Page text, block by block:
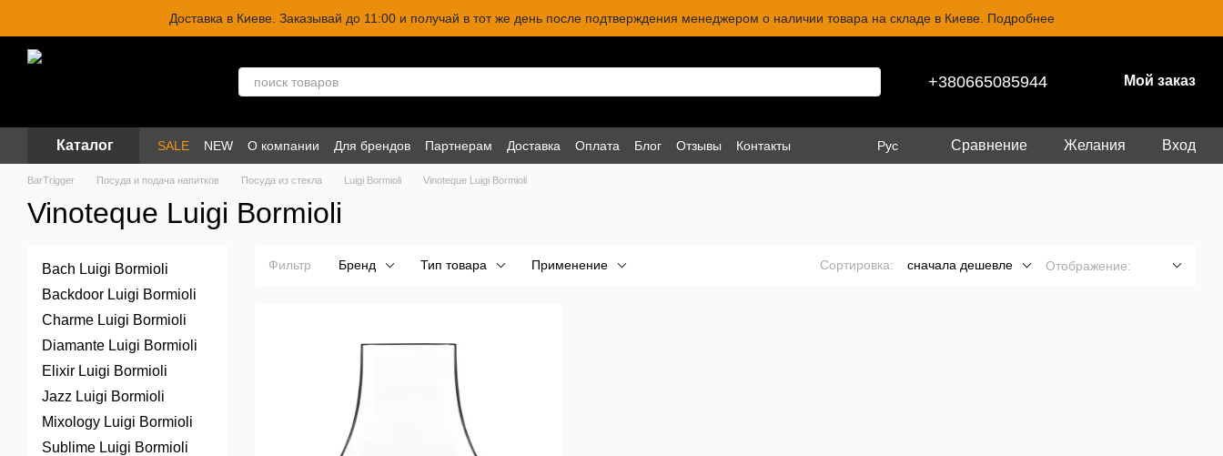
Перейти к основному контентуДоставка в Киеве. Заказывай до 11:00 и получай в тот же день после подтверждения менеджером о наличии товара на складе в Киеве. Подробнее
+380665085944 Мой заказ
Каталог SALE NEW О компании Для брендов Партнерам Доставка Оплата Блог Отзывы Контакты Рус Сравнение Желания Вход
BarTrigger Посуда и подача напитков Посуда из стекла Luigi Bormioli Vinoteque Luigi Bormioli
Vinoteque Luigi Bormioli
Фильтр Бренд Тип товара Применение Сортировка: сначала дешевле Отображение:
Bach Luigi Bormioli
Backdoor Luigi Bormioli
Charme Luigi Bormioli
Diamante Luigi Bormioli
Elixir Luigi Bormioli
Jazz Luigi Bormioli
Mixology Luigi Bormioli
Sublime Luigi Bormioli